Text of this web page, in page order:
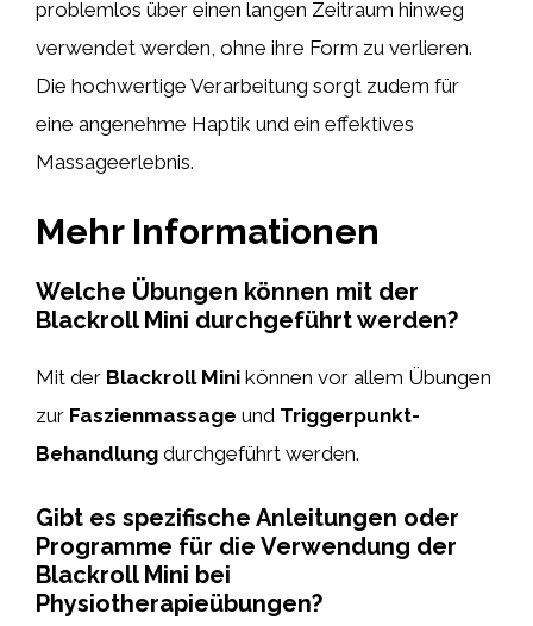
problemlos über einen langen Zeitraum hinweg
verwendet werden, ohne ihre Form zu verlieren.
Die hochwertige Verarbeitung sorgt zudem für
eine angenehme Haptik und ein effektives
Massageerlebnis.
Mehr Informationen
Welche Übungen können mit der
Blackroll Mini durchgeführt werden?
Mit der Blackroll Mini können vor allem Übungen
zur Faszienmassage und Triggerpunkt-
Behandlung durchgeführt werden.
Gibt es spezifische Anleitungen oder
Programme für die Verwendung der
Blackroll Mini bei
Physiotherapieübungen?